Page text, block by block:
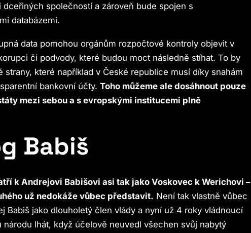
společností a zároveň bude spojen s
databázemi.
data pomohou orgánům rozpočtové kontroly objevit v
či podvody, které budou moct následně stíhat. To by
strany, které například v České republice musí díky snahám
bankovní účty.Toho můžeme ale dosáhnout pouze
mezi sebou a s evropskými institucemi plně
Babiš
k Andrejovi Babišovi asi tak jako Voskovec k Werichovi –
už nedokáže vůbec představit. Není tak vlastně vůbec
Babiš jako dlouholetý člen vlády a nyní už 4 roky vládnoucí
lhát, když účelově neuvedl všechen svůj nabytý